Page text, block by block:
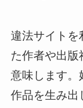
違法サイトを
た作者や出版
意味します。
作品を生み出